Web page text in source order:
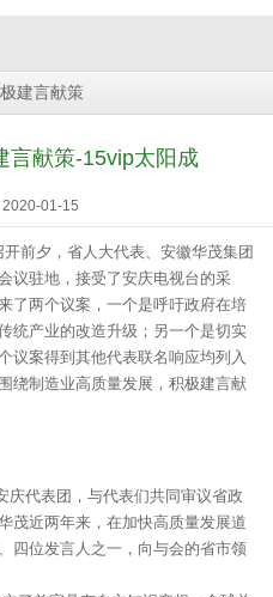
建言献策
言献策-15vip太阳成
01-15
前夕，省人大代表、安徽华茂集团
议驻地，接受了安庆电视台的采
了两个议案，一个是呼吁政府在培
统产业的改造升级；另一个是切实
议案得到其他代表联名响应均列入
绕制造业高质量发展，积极建言献
代表团，与代表们共同审议省政
茂近两年来，在加快高质量发展道
四位发言人之一，向与会的省市领